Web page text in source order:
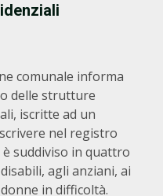
comunale informa
delle strutture
iscritte ad un
nel registro
suddiviso in quattro
agli anziani, ai
in difficoltà.